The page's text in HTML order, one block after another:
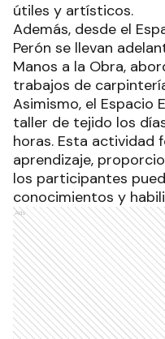
útiles y artísticos.
Además, desde el
Perón se llevan
Manos a la Obra,
trabajos de
Asimismo, el Espacio
taller de tejido los
horas. Esta actividad
aprendizaje,
los participantes
conocimientos y
Ads